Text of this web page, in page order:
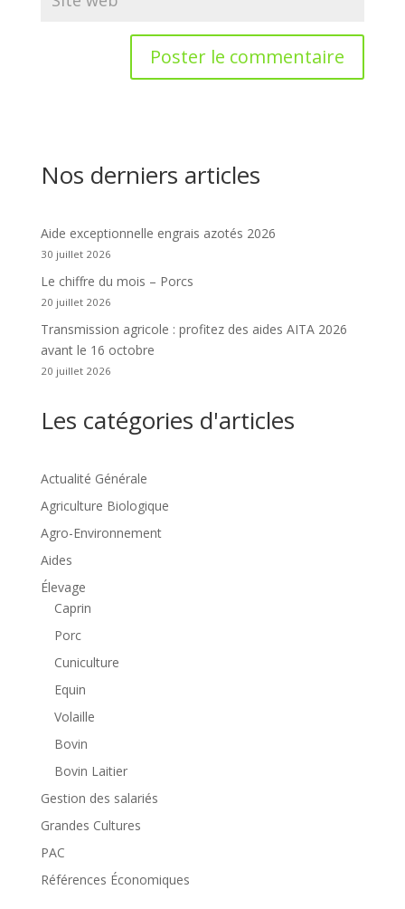
Nos derniers articles
Aide exceptionnelle engrais azotés 2026
30 juillet 2026
Le chiffre du mois – Porcs
20 juillet 2026
Transmission agricole : profitez des aides AITA 2026
avant le 16 octobre
20 juillet 2026
Les catégories d'articles
Actualité Générale
Agriculture Biologique
Agro-Environnement
Aides
Élevage
Caprin
Porc
Cuniculture
Equin
Volaille
Bovin
Bovin Laitier
Gestion des salariés
Grandes Cultures
PAC
Références Économiques